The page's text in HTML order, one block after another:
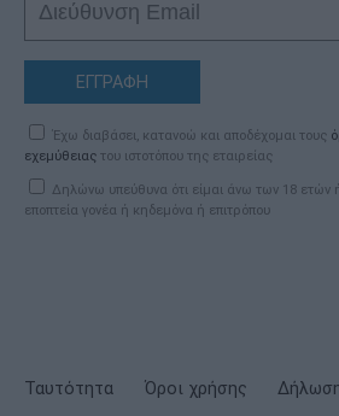
ΕΓΓΡΑΦΗ
Έχω διαβάσει, κατανοώ και αποδέχομαι τους
εχεμύθειας του ιστοτόπου της εταιρείας
Δηλώνω υπεύθυνα ότι είμαι άνω των 18 ετών
εποπτεία γονέα ή κηδεμόνα ή επιτρόπου
Ταυτότητα Όροι χρήσης